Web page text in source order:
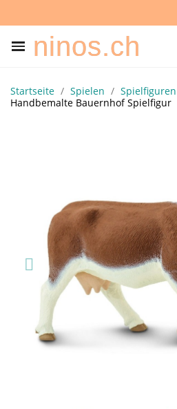
ninos.ch
Startseite Spielen Spielfiguren
Handbemalte Bauernhof Spielfigur